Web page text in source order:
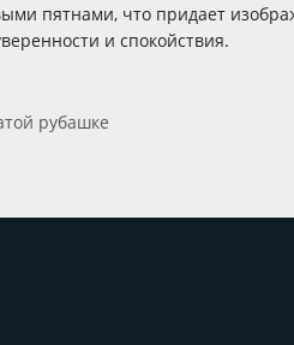
пятнами, что придает
и спокойствия.
рубашке